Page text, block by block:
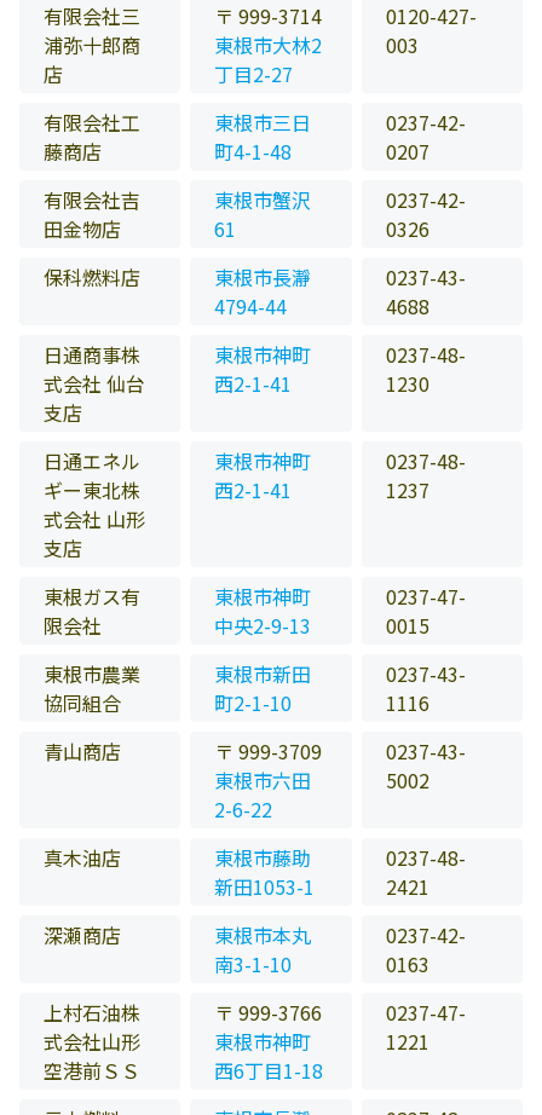
有限会社三
浦弥十郎商
店
〒 999-3714
東根市大林2
丁目2-27
0120-427-
003
有限会社工
藤商店
東根市三日
町4-1-48
0237-42-
0207
有限会社吉
田金物店
東根市蟹沢
61
0237-42-
0326
保科燃料店
東根市長瀞
4794-44
0237-43-
4688
日通商事株
式会社 仙台
支店
東根市神町
西2-1-41
0237-48-
1230
日通エネル
ギー東北株
式会社 山形
支店
東根市神町
西2-1-41
0237-48-
1237
東根ガス有
限会社
東根市神町
中央2-9-13
0237-47-
0015
東根市農業
協同組合
東根市新田
町2-1-10
0237-43-
1116
青山商店
〒 999-3709
東根市六田
2-6-22
0237-43-
5002
真木油店
東根市藤助
新田1053-1
0237-48-
2421
深瀬商店
東根市本丸
南3-1-10
0237-42-
0163
上村石油株
式会社山形
空港前ＳＳ
〒 999-3766
東根市神町
西6丁目1-18
0237-47-
1221